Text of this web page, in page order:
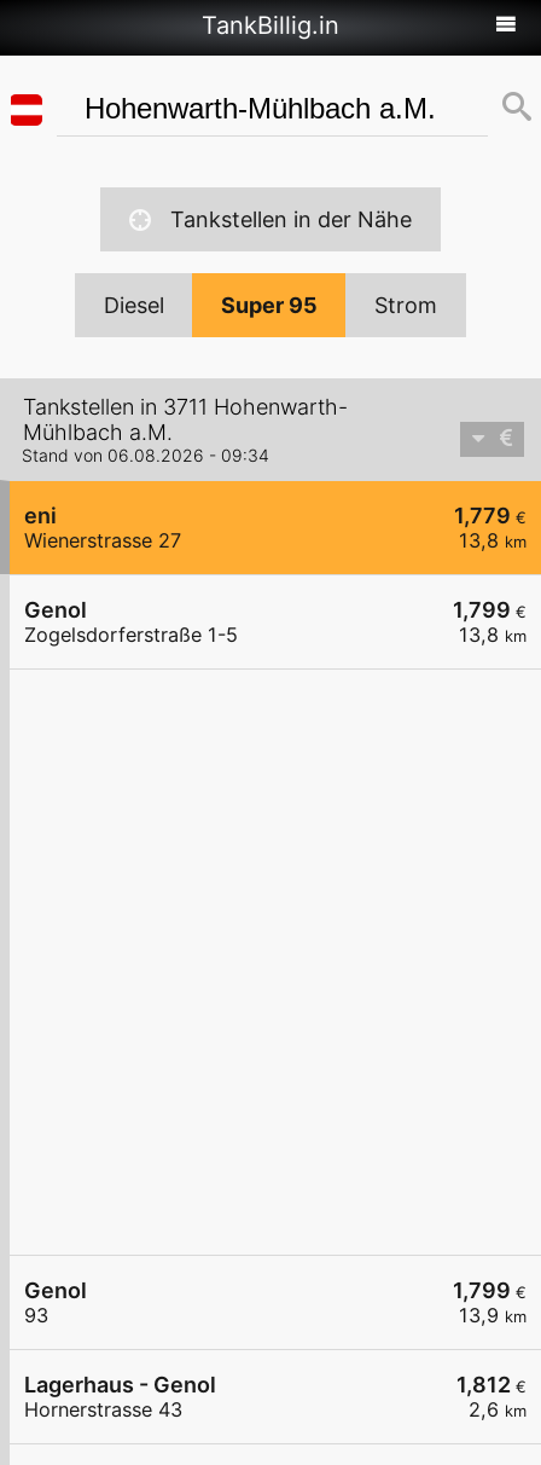
TankBillig.in
Tankstellen in der Nähe
Diesel Super 95 Strom
Tankstellen in 3711 Hohenwarth-
Mühlbach a.M.
Stand von 06.08.2026 - 09:34
1,779 €
13,8 km
eni
Wienerstrasse 27
1,799 €
13,8 km
Genol
Zogelsdorferstraße 1-5
1,799 €
13,9 km
Genol
93
1,812 €
2,6 km
Lagerhaus - Genol
Hornerstrasse 43